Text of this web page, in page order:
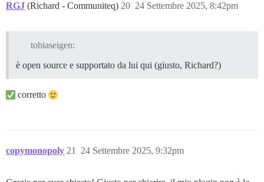
RGJ (Richard - Communiteq) 24 Settembre 2025, 8:42pm
20
tobiaseigen:
è open source e supportato da lui qui (giusto, Richard?)
corretto
copymonopoly 24 Settembre 2025, 9:32pm
21